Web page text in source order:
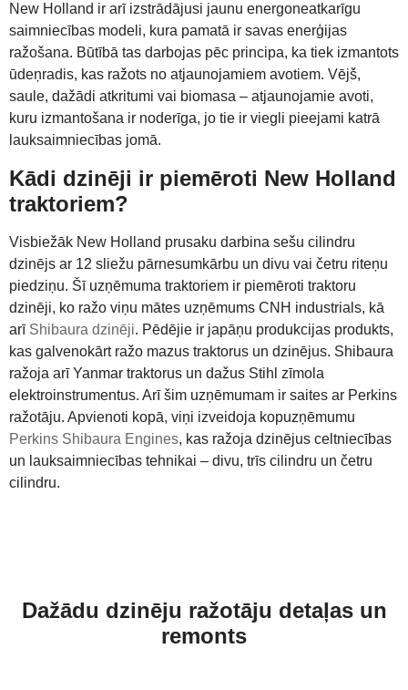
New Holland ir arī izstrādājusi jaunu energoneatkarīgu
saimniecības modeli, kura pamatā ir savas enerģijas
ražošana. Būtībā tas darbojas pēc principa, ka tiek izmantots
ūdeņradis, kas ražots no atjaunojamiem avotiem. Vējš,
saule, dažādi atkritumi vai biomasa – atjaunojamie avoti,
kuru izmantošana ir noderīga, jo tie ir viegli pieejami katrā
lauksaimniecības jomā.
Kādi dzinēji ir piemēroti New Holland
traktoriem?
Visbiežāk New Holland prusaku darbina sešu cilindru
dzinējs ar 12 sliežu pārnesumkārbu un divu vai četru riteņu
piedziņu. Šī uzņēmuma traktoriem ir piemēroti traktoru
dzinēji, ko ražo viņu mātes uzņēmums CNH industrials, kā
arī Shibaura dzinēji. Pēdējie ir japāņu produkcijas produkts,
kas galvenokārt ražo mazus traktorus un dzinējus. Shibaura
ražoja arī Yanmar traktorus un dažus Stihl zīmola
elektroinstrumentus. Arī šim uzņēmumam ir saites ar Perkins
ražotāju. Apvienoti kopā, viņi izveidoja kopuzņēmumu
Perkins Shibaura Engines, kas ražoja dzinējus celtniecības
un lauksaimniecības tehnikai – divu, trīs cilindru un četru
cilindru.
Dažādu dzinēju ražotāju detaļas un
remonts